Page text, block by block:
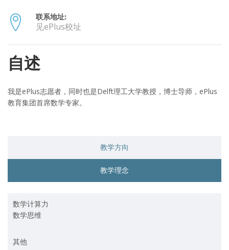
联系地址:
见ePlus校址
自述
我是ePlus志愿者，同时也是Delft理工大学教授，博士导师，ePlus
教育集团首席数学专家。
教学方向
教学理念
数学计算力
数学思维
其他